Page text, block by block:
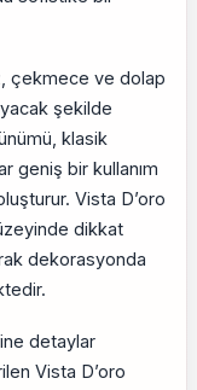
çekmece ve dolap
şekilde
klasik
geniş bir kullanım
Vista D’oro
dikkat
dekorasyonda
detaylar
Vista D’oro